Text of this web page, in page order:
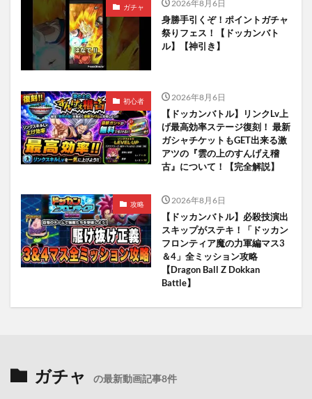
ガチャ 2026年8月6日
身勝手引くぞ！ポイントガチャ
祭りフェス！【ドッカンバト
ル】【神引き】
初心者 2026年8月6日
【ドッカンバトル】リンクLv上
げ最高効率ステージ復刻！ 最新
ガシャチケットもGET出来る激
アツの『雲の上のすんげえ稽
古』について！【完全解説】
攻略 2026年8月6日
【ドッカンバトル】必殺技演出
スキップがステキ！「ドッカン
フロンティア魔の力軍編マス3
＆4」全ミッション攻略
【Dragon Ball Z Dokkan
Battle】
ガチャ の最新動画記事8件